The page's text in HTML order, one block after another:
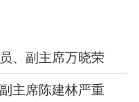
、副主席万晓荣
主席陈建林严重